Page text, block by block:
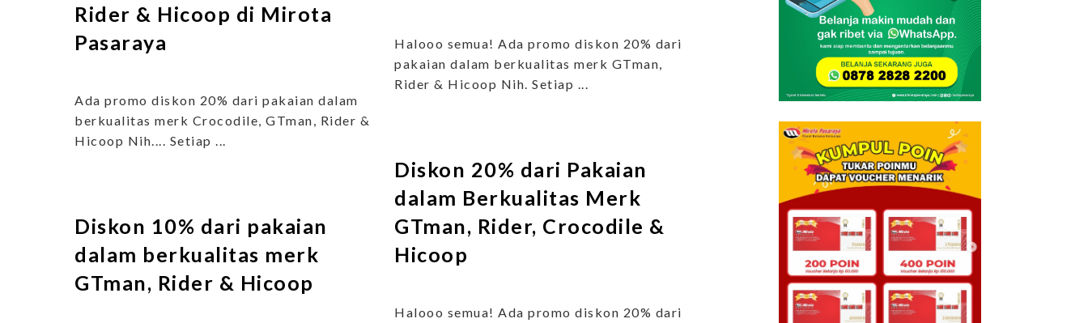
Rider & Hicoop di Mirota
Pasaraya
Ada promo diskon 20% dari pakaian dalam
berkualitas merk Crocodile, GTman, Rider &
Hicoop Nih.... Setiap ...
Halooo semua! Ada promo diskon 20% dari
pakaian dalam berkualitas merk GTman,
Rider & Hicoop Nih. Setiap ...
Diskon 20% dari Pakaian
dalam Berkualitas Merk
GTman, Rider, Crocodile &
Hicoop
Halooo semua! Ada promo diskon 20% dari
Diskon 10% dari pakaian
dalam berkualitas merk
GTman, Rider & Hicoop